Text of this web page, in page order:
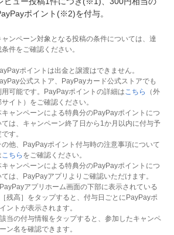
ポイント(※2)を付与。
ャンペーン対象となる投稿の条件については、達
条件をご確認ください。
ポイントは出金と譲渡はできません。
公式ストア、PayPayカード公式ストアでも
用可能です。PayPayポイントの詳細はこちら
（外
サイト）をご確認ください。
キャンペーンによる特典分のPayPayポイントにつ
ては、キャンペーン終了日から1か月以内に付与予
す。
の他、PayPayポイント付与時の注意事項について
こちら をご確認ください。
キャンペーンによる特典分のPayPayポイントにつ
ては、PayPayアプリよりご確認いただけます。
PayPayアプリホーム画面の下部に表示されている
［残高］をタップすると、付与日ごとにPayPayポ
イントが表示されます。
該当の付与情報をタップすると、参加したキャンペ
ーン名を確認できます。